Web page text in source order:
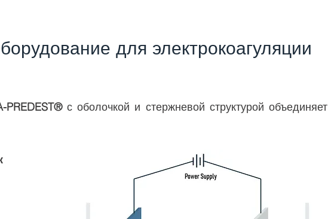
для электрокоагуляции
PREDEST®с оболочкой и стержневой структурой объединяет
окисление